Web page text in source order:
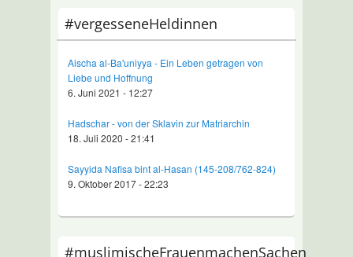
#vergesseneHeldinnen
Aischa al-Ba'uniyya - Ein Leben getragen von
Liebe und Hoffnung
6. Juni 2021 - 12:27
Hadschar - von der Sklavin zur Matriarchin
18. Juli 2020 - 21:41
Sayyida Nafisa bint al-Hasan (145-208/762-824)
9. Oktober 2017 - 22:23
#muslimischeFrauenmachenSachen